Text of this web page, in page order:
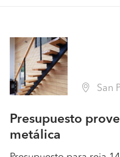
San Pedro
Presupuesto
metálica